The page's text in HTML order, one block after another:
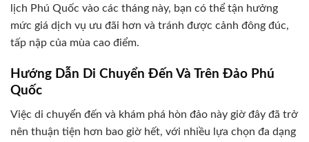
lịch Phú Quốc vào các tháng này, bạn có thể tận hưởng
mức giá dịch vụ ưu đãi hơn và tránh được cảnh đông đúc,
tấp nập của mùa cao điểm.
Hướng Dẫn Di Chuyển Đến Và Trên Đảo Phú
Quốc
Việc di chuyển đến và khám phá hòn đảo này giờ đây đã trở
nên thuận tiện hơn bao giờ hết, với nhiều lựa chọn đa dạng